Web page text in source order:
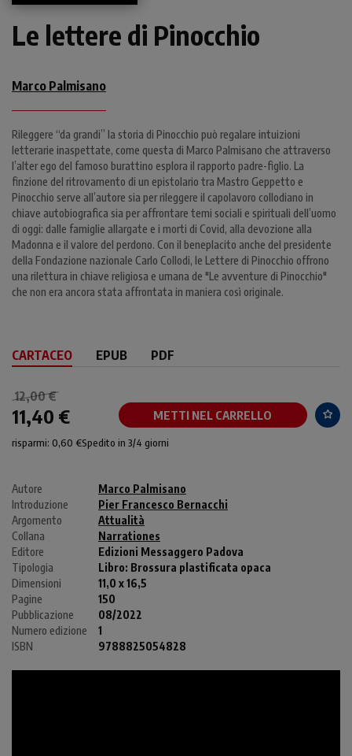
Le lettere di Pinocchio
Marco Palmisano
Rileggere “da grandi” la storia di Pinocchio può regalare intuizioni
letterarie inaspettate, come questa di Marco Palmisano che attraverso
l’alter ego del famoso burattino esplora il rapporto padre-figlio. La
finzione del ritrovamento di un epistolario tra Mastro Geppetto e
Pinocchio serve all’autore sia per rileggere il capolavoro collodiano in
chiave autobiografica sia per affrontare temi sociali e spirituali dell’uomo
di oggi: dalle famiglie allargate e i morti di Covid, alla devozione alla
Madonna e il valore del perdono. Con il beneplacito anche del presidente
della Fondazione nazionale Carlo Collodi, le Lettere di Pinocchio offrono
una rilettura in chiave religiosa e umana de "Le avventure di Pinocchio"
che non era ancora stata affrontata in maniera così originale.
CARTACEO EPUB PDF
12,00 €
11,40 € METTI NEL CARRELLO
risparmi: 0,60 €Spedito in 3/4 giorni
Autore
Marco Palmisano
Introduzione
Pier Francesco Bernacchi
Argomento
Attualità
Collana
Narrationes
Editore
Edizioni Messaggero Padova
Tipologia
Libro: Brossura plastificata opaca
Dimensioni
11,0 x 16,5
Pagine
150
Pubblicazione
08/2022
Numero edizione
1
ISBN
9788825054828